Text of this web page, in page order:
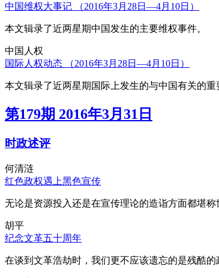
中国维权大事记 （2016年3月28日—4月10日）
本文辑录了近两星期中国发生的主要维权事件。
中国人权
国际人权动态 （2016年3月28日—4月10日）
本文辑录了近两星期国际上发生的与中国有关的重
第179期 2016年3月31日
时政述评
何清涟
红色政权遇上黑色宣传
无论是资源投入还是在宣传理论的造诣方面都堪
胡平
纪念文革五十周年
在谈到文革浩劫时，我们更不应该遗忘的是残酷